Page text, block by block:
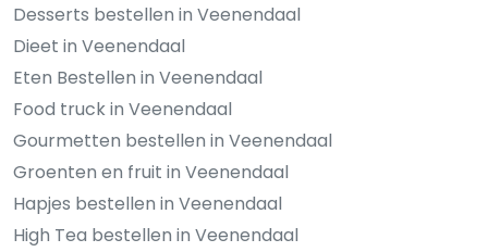
Desserts bestellen in Veenendaal
Dieet in Veenendaal
Eten Bestellen in Veenendaal
Food truck in Veenendaal
Gourmetten bestellen in Veenendaal
Groenten en fruit in Veenendaal
Hapjes bestellen in Veenendaal
High Tea bestellen in Veenendaal